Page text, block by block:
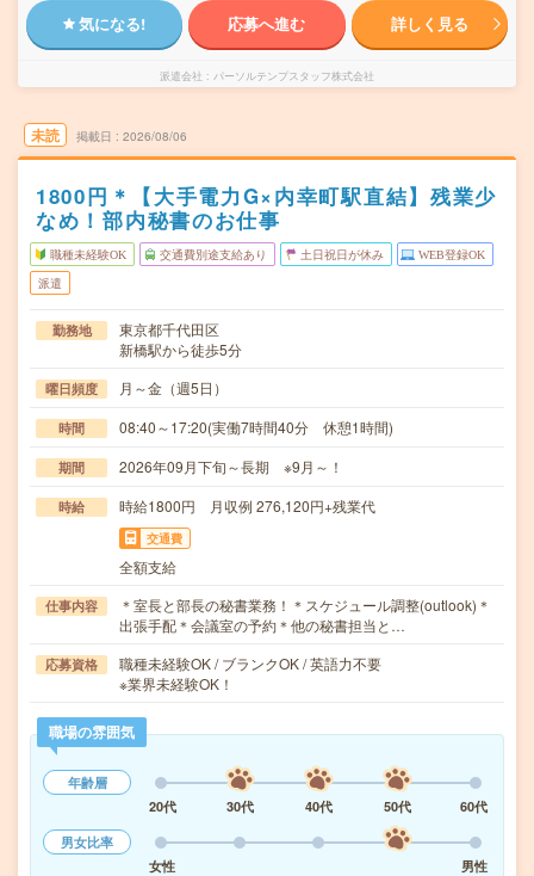
気になる! 応募へ進む 詳しく見る
派遣会社 パーソルテンプスタッフ株式会社
未読 掲載日 2026/08/06
1800円＊【大手電力G×内幸町駅直結】残業少
なめ！部内秘書のお仕事
職種未経験OK 交通費別途支給あり 土日祝日が休み WEB登録OK
派遣
勤務地
東京都千代田区
新橋駅から徒歩5分
曜日頻度 月～金（週5日）
時間 08:40～17:20(実働7時間40分 休憩1時間)
期間 2026年09月下旬～長期 ※9月～！
時給 時給1800円 月収例 276,120円+残業代
交通費
全額支給
仕事内容
＊室長と部長の秘書業務！＊スケジュール調整(outlook)＊
出張手配＊会議室の予約＊他の秘書担当と…
応募資格
職種未経験OK / ブランクOK / 英語力不要
※業界未経験OK！
職場の雰囲気
年齢層
20代
30代 40代 50代
60代
男女比率
女性
男性